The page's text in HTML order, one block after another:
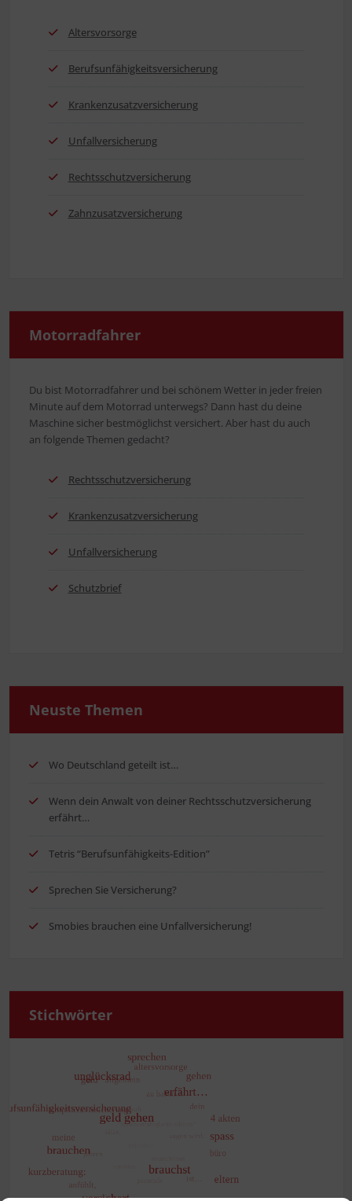
Alters­vor­sor­ge
Berufs­un­fä­hig­keits­ver­si­che­rung
Kran­ken­zu­satz­ver­si­che­rung
Unfall­ver­si­che­rung
Rechts­schutz­ver­si­che­rung
Zahn­zu­satz­ver­si­che­rung
Motor­rad­fah­rer
Du bist Motor­rad­fah­rer und bei schö­nem Wet­ter in jeder frei­en
Minu­te auf dem Motor­rad unter­wegs? Dann hast du dei­ne
Maschi­ne sicher best­mög­lichst ver­si­chert. Aber hast du auch
an fol­gen­de The­men gedacht?
Rechts­schutz­ver­si­che­rung
Kran­ken­zu­satz­ver­si­che­rung
Unfall­ver­si­che­rung
Schutz­brief
Neus­te Themen
Wo Deutsch­land geteilt ist…
Wenn dein Anwalt von dei­ner Rechts­schutz­ver­si­che­rung
erfährt…
Tetris “Berufs­un­fä­hig­keits-Edi­ti­on”
Spre­chen Sie Versicherung?
Smo­bies brau­chen eine Unfallversicherung!
Stich­wör­ter